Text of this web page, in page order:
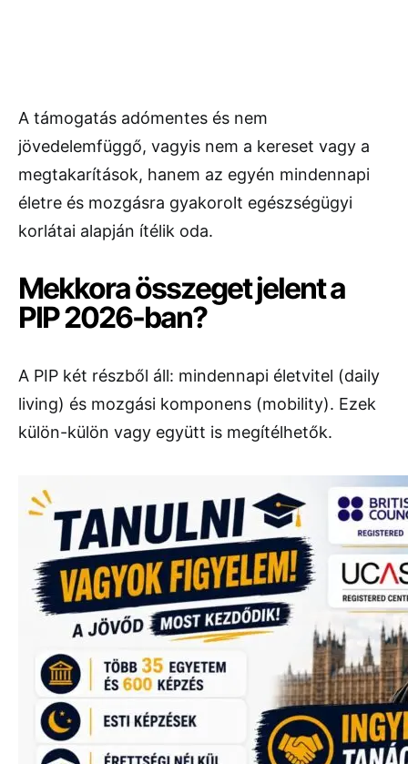
A támogatás adómentes és nem
jövedelemfüggő, vagyis nem a kereset vagy a
megtakarítások, hanem az egyén mindennapi
életre és mozgásra gyakorolt egészségügyi
korlátai alapján ítélik oda.
Mekkora összeget jelent a
PIP 2026-ban?
A PIP két részből áll: mindennapi életvitel (daily
living) és mozgási komponens (mobility). Ezek
külön-külön vagy együtt is megítélhetők.